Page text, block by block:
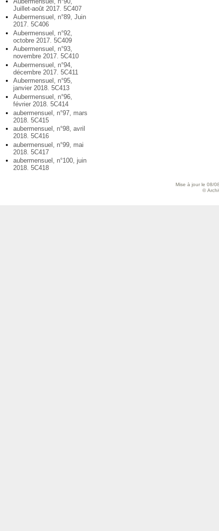
Juillet-août 2017. 5C407
Aubermensuel, n°89, Juin
2017. 5C406
Aubermensuel, n°92,
octobre 2017. 5C409
Aubermensuel, n°93,
novembre 2017. 5C410
Aubermensuel, n°94,
décembre 2017. 5C411
Aubermensuel, n°95,
janvier 2018. 5C413
Aubermensuel, n°96,
février 2018. 5C414
aubermensuel, n°97, mars
2018. 5C415
aubermensuel, n°98, avril
2018. 5C416
aubermensuel, n°99, mai
2018. 5C417
aubermensuel, n°100, juin
2018. 5C418
Mise à jour le 08/
©